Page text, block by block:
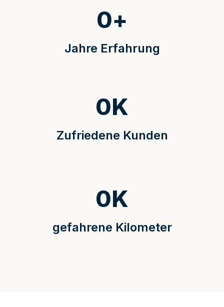
Jahre Erfahrung
0+
Zufriedene Kunden
0K
gefahrene Kilometer
0K